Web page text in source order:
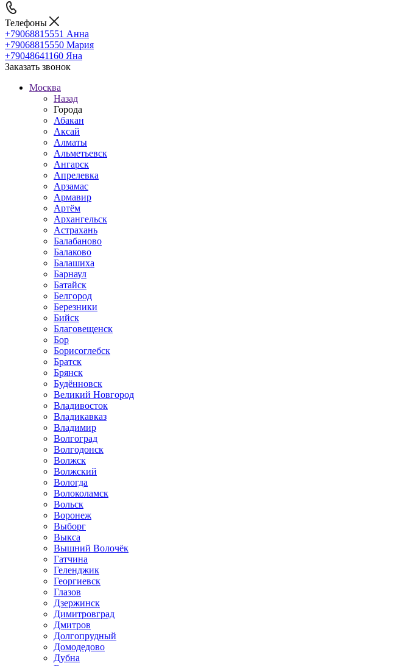
Телефоны
+79068815551 Анна
+79068815550 Мария
+79048641160 Яна
Заказать звонок
Москва
Назад
Города
Абакан
Аксай
Алматы
Альметьевск
Ангарск
Апрелевка
Арзамас
Армавир
Артём
Архангельск
Астрахань
Балабаново
Балаково
Балашиха
Барнаул
Батайск
Белгород
Березники
Бийск
Благовещенск
Бор
Борисоглебск
Братск
Брянск
Будённовск
Великий Новгород
Владивосток
Владикавказ
Владимир
Волгоград
Волгодонск
Волжск
Волжский
Вологда
Волоколамск
Вольск
Воронеж
Выборг
Выкса
Вышний Волочёк
Гатчина
Геленджик
Георгиевск
Глазов
Дзержинск
Димитровград
Дмитров
Долгопрудный
Домодедово
Дубна